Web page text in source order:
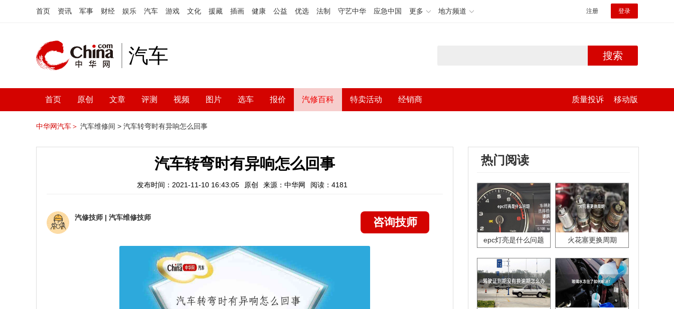
首页 资讯 军事 财经 娱乐 汽车 游戏 文化 援藏 插画 健康 公益 优选 法制 守艺中华 应急中国 更多 地方频道 注册 登录
汽车 搜索
首页 原创 文章 评测 视频 图片 选车 报价 汽修百科 特卖活动 经销商 质量投诉 移动版
中华网汽车＞ 汽车维修间 > 汽车转弯时有异响怎么回事
汽车转弯时有异响怎么回事
发布时间：2021-11-10 16:43:05 原创 来源：中华网 阅读：4181
汽修技师 | 汽车维修技师 咨询技师
热门阅读
epc灯亮是什么问题 火花塞更换周期